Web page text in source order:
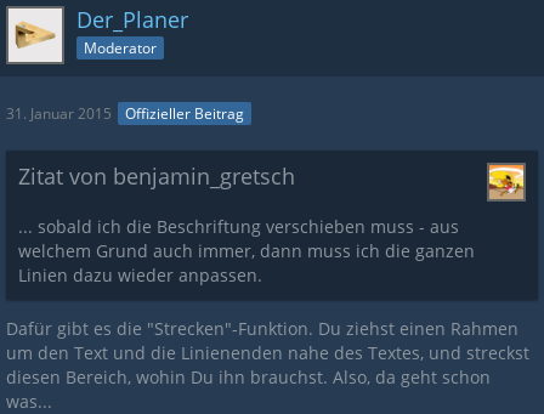
Der_Planer
Moderator
31. Januar 2015 Offizieller Beitrag
Zitat von benjamin_gretsch
... sobald ich die Beschriftung verschieben muss - aus
welchem Grund auch immer, dann muss ich die ganzen
Linien dazu wieder anpassen.
Dafür gibt es die "Strecken"-Funktion. Du ziehst einen Rahmen
um den Text und die Linienenden nahe des Textes, und streckst
diesen Bereich, wohin Du ihn brauchst. Also, da geht schon
was...